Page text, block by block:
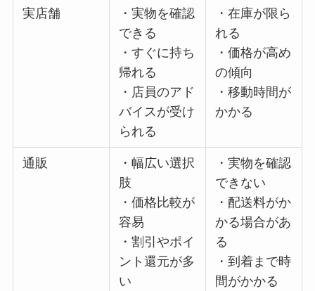
実店舗
・実物を確認
できる
・すぐに持ち
帰れる
・店員のアド
バイスが受け
られる
・在庫が限ら
れる
・価格が高め
の傾向
・移動時間が
かかる
通販
・幅広い選択
肢
・価格比較が
容易
・割引やポイ
ント還元が多
い
・実物を確認
できない
・配送料がか
かる場合があ
る
・到着まで時
間がかかる